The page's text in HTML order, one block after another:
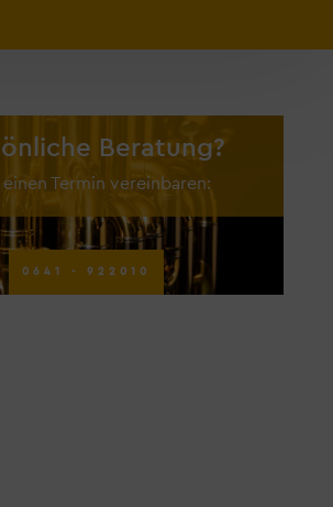
Beratung?
einen Termin vereinbaren:
0641 - 922010